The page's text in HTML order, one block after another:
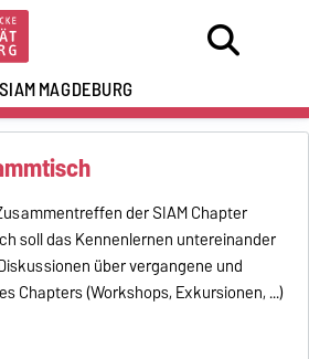
MAGDEBURG
der SIAM Chapter
soll das Kennenlernen untereinander
über vergangene und
Chapters (Workshops, Exkursionen, ...)